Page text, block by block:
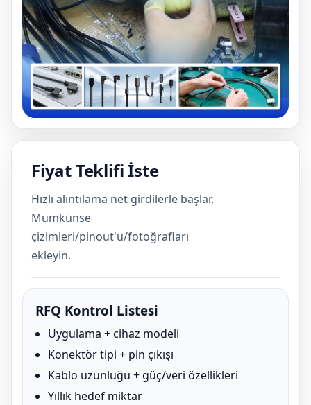
Fiyat Teklifi İste
Hızlı alıntılama net girdilerle başlar.
Mümkünse
çizimleri/pinout'u/fotoğrafları
ekleyin.
RFQ Kontrol Listesi
Uygulama + cihaz modeli
Konektör tipi + pin çıkışı
Kablo uzunluğu + güç/veri özellikleri
Yıllık hedef miktar